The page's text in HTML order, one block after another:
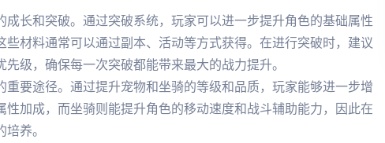
长和突破。通过突破系统，玩家可以进一步提升角色的基础属性
材料通常可以通过副本、活动等方式获得。在进行突破时，建议
级，确保每一次突破都能带来最大的战力提升。
要途径。通过提升宠物和坐骑的等级和品质，玩家能够进一步增
加成，而坐骑则能提升角色的移动速度和战斗辅助能力，因此在
养。